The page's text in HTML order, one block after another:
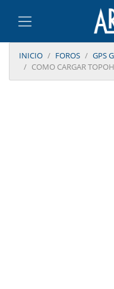
INICIO FOROS
GPS
COMO CARGAR